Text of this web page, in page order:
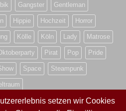
Gangster Gentleman
Hippie Hochzeit Horror
Kölle Köln Lady Matrose
Pirat Pop Pride
Space Steampunk
setzen wir Cookies